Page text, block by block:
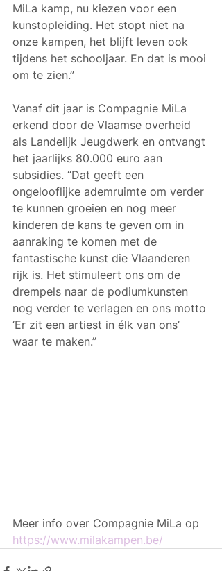
MiLa kamp, nu kiezen voor een
kunstopleiding. Het stopt niet na
onze kampen, het blijft leven ook
tijdens het schooljaar. En dat is mooi
om te zien.”
Vanaf dit jaar is Compagnie MiLa
erkend door de Vlaamse overheid
als Landelijk Jeugdwerk en ontvangt
het jaarlijks 80.000 euro aan
subsidies. “Dat geeft een
ongelooflijke ademruimte om verder
te kunnen groeien en nog meer
kinderen de kans te geven om in
aanraking te komen met de
fantastische kunst die Vlaanderen
rijk is. Het stimuleert ons om de
drempels naar de podiumkunsten
nog verder te verlagen en ons motto
‘Er zit een artiest in élk van ons’
waar te maken.”
Meer info over Compagnie MiLa op
https://www.milakampen.be/